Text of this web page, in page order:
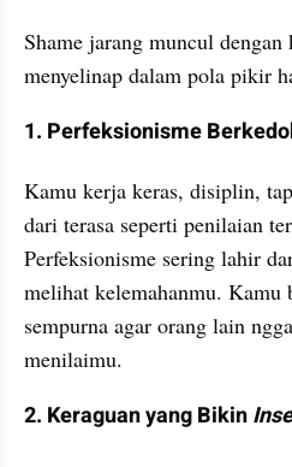
Shame jarang muncul
menyelinap dalam pola pikir
1. Perfeksionisme
Kamu kerja keras, disiplin,
dari terasa seperti penilaian
Perfeksionisme sering lahir
melihat kelemahanmu. Kamu
sempurna agar orang lain
menilaimu.
2. Keraguan yang Bikin